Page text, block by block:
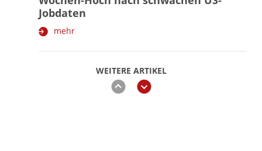
WEITERE ARTIKEL
zurückweiter
Jobdaten
mehr